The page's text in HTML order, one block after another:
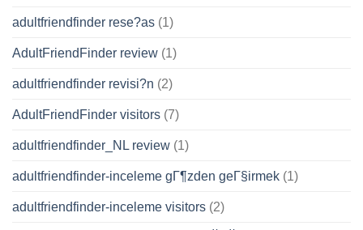
adultfriendfinder rese?as (1)
AdultFriendFinder review (1)
adultfriendfinder revisi?n (2)
AdultFriendFinder visitors (7)
adultfriendfinder_NL review (1)
adultfriendfinder-inceleme gГ¶zden geГ§irmek (1)
adultfriendfinder-inceleme visitors (2)